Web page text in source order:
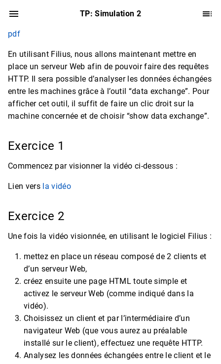
TP: Simulation 2
pdf
En utilisant Filius, nous allons maintenant mettre en
place un serveur Web afin de pouvoir faire des requêtes
HTTP. Il sera possible d’analyser les données échangées
entre les machines grâce à l’outil “data exchange”. Pour
afficher cet outil, il suffit de faire un clic droit sur la
machine concernée et de choisir “show data exchange”.
Exercice 1
Commencez par visionner la vidéo ci-dessous :
Lien vers la vidéo
Exercice 2
Une fois la vidéo visionnée, en utilisant le logiciel Filius :
mettez en place un réseau composé de 2 clients et
d’un serveur Web,
créez ensuite une page HTML toute simple et
activez le serveur Web (comme indiqué dans la
vidéo).
Choisissez un client et par l’intermédiaire d’un
navigateur Web (que vous aurez au préalable
installé sur le client), effectuez une requête HTTP.
Analysez les données échangées entre le client et le